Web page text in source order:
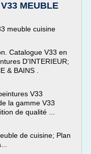
MEUBLE
meuble cuisine
Catalogue V33 en
D'INTERIEUR;
& BAINS .
V33
la gamme V33
de qualité ...
de cuisine; Plan